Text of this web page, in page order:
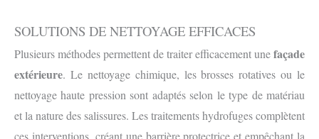
SOLUTIONS DE NETTOYAGE EFFICACES
Plusieurs méthodes permettent de traiter efficacement unefaçade
extérieure. Le nettoyage chimique, les brosses rotatives ou le
nettoyage haute pression sont adaptés selon le type de matériau
et la nature des salissures. Les traitements hydrofuges complètent
ces interventions, créant une barrière protectrice et empêchant la